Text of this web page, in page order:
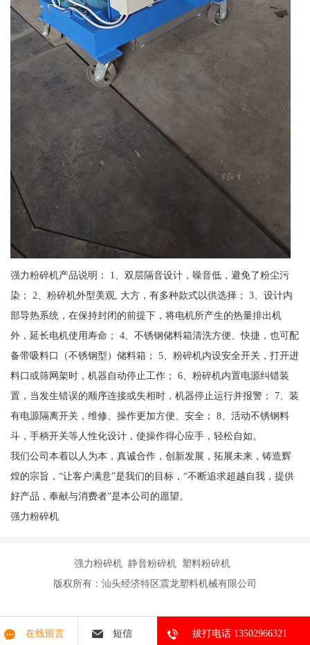
强力粉碎机产品说明： 1、双层隔音设计，噪音低，避免了粉尘污
染； 2、粉碎机外型美观, 大方，有多种款式以供选择； 3、设计内
部导热系统，在保持封闭的前提下，将电机所产生的热量排出机
外，延长电机使用寿命； 4、不锈钢储料箱清洗方便、快捷，也可配
备带吸料口（不锈钢型）储料箱； 5、粉碎机内设安全开关，打开进
料口或筛网架时，机器自动停止工作； 6、粉碎机内置电源纠错装
置，当发生错误的顺序连接或失相时，机器停止运行并报警； 7、装
有电源隔离开关，维修、操作更加方便、安全； 8、活动不锈钢料
斗，手柄开关等人性化设计，使操作得心应手，轻松自如。
我们公司本着以人为本，真诚合作，创新发展，拓展未来，铸造辉
煌的宗旨，“让客户满意”是我们的目标，“不断追求超越自我，提供
好产品，奉献与消费者”是本公司的愿望。
强力粉碎机
强力粉碎机 静音粉碎机 塑料粉碎机
版权所有：汕头经济特区震龙塑料机械有限公司
在线留言 短信 拔打电话 13502966321